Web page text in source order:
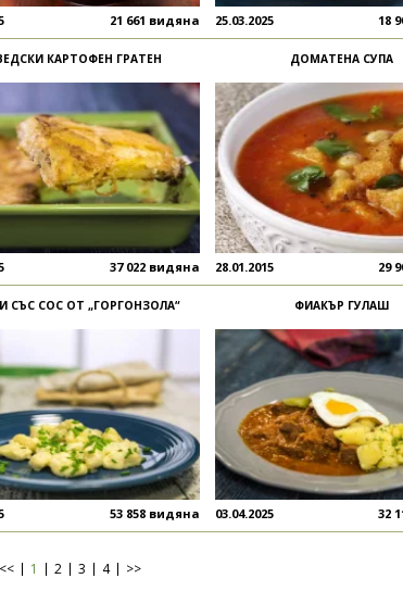
21 661 видяна 25.03.2025 18
КАРТОФЕН ГРАТЕН
37 022 видяна
ДОМАТЕНА СУПА
28.01.2015 29
СЪС СОС ОТ „ГОРГОНЗОЛА“
53 858 видяна
ФИАКЪР ГУЛАШ
03.04.2025 32
<< 1 2 3 4 >>